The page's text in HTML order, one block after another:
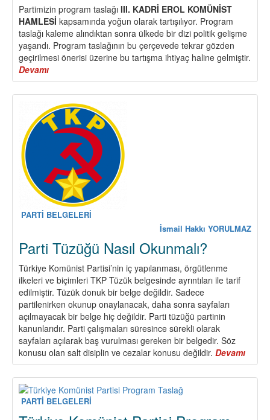
Partimizin program taslağı III. KADRİ EROL KOMÜNİST
HAMLESİ kapsamında yoğun olarak tartışılıyor. Program
taslağı kaleme alındıktan sonra ülkede bir dizi politik gelişme
yaşandı. Program taslağının bu çerçevede tekrar gözden
geçirilmesi önerisi üzerine bu tartışma ihtiyaç haline gelmiştir.
Devamı
Program
Tartışması
Üzerine
Birkaç
Temel
Görüş
PARTİ BELGELERİ
İsmail Hakkı YORULMAZ
Parti Tüzüğü Nasıl Okunmalı?
Türkiye Komünist Partisi’nin iç yapılanması, örgütlenme
ilkeleri ve biçimleri TKP Tüzük belgesinde ayrıntıları ile tarif
edilmiştir. Tüzük donuk bir belge değildir. Sadece
partilenirken okunup onaylanacak, daha sonra sayfaları
açılmayacak bir belge hiç değildir. Parti tüzüğü partinin
kanunlarıdır. Parti çalışmaları süresince sürekli olarak
sayfaları açılarak baş vurulması gereken bir belgedir. Söz
konusu olan salt disiplin ve cezalar konusu değildir. Devamı
Parti
PARTİ BELGELERİ